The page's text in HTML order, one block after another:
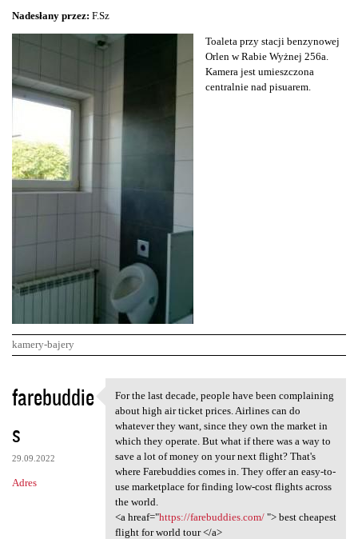
Nadesłany przez: F.Sz
Toaleta przy stacji benzynowej
Orlen w Rabie Wyżnej 256a.
Kamera jest umieszczona
centralnie nad pisuarem.
kamery-bajery
K
o
m
e
n
farebuddie
s
29.09.2022
Adres
For the last decade, people
For the last decade, people have been complaining
about high air ticket prices. Airlines can do
whatever they want, since they own the market in
which they operate. But what if there was a way to
save a lot of money on your next flight? That's
where Farebuddies comes in. They offer an easy-to-
use marketplace for finding low-cost flights across
the world.
<a hreaf="https://farebuddies.com/"> best cheapest
flight for world tour </a>